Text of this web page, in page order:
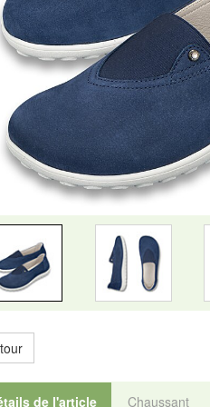
de l'article Chaussant